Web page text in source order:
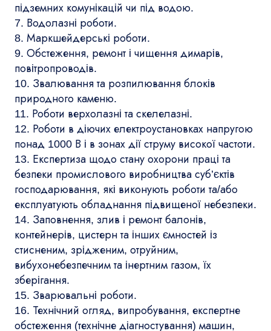
підземних комунікацій чи під водою.
7. Водолазні роботи.
8. Маркшейдерські роботи.
9. Обстеження, ремонт і чищення димарів,
повітропроводів.
10. Звалювання та розпилювання блоків
природного каменю.
11. Роботи верхолазні та скелелазні.
12. Роботи в діючих електроустановках напругою
понад 1000 В і в зонах дії струму високої частоти.
13. Експертиза щодо стану охорони праці та
безпеки промислового виробництва суб’єктів
господарювання, які виконують роботи та/або
експлуатують обладнання підвищеної небезпеки.
14. Заповнення, злив і ремонт балонів,
контейнерів, цистерн та інших ємностей із
стисненим, зрідженим, отруйним,
вибухонебезпечним та інертним газом, їх
зберігання.
15. Зварювальні роботи.
16. Технічний огляд, випробування, експертне
обстеження (технічне діагностування) машин,